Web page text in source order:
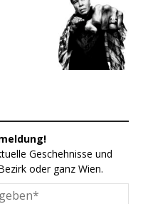
Geschehnisse und
oder ganz Wien.